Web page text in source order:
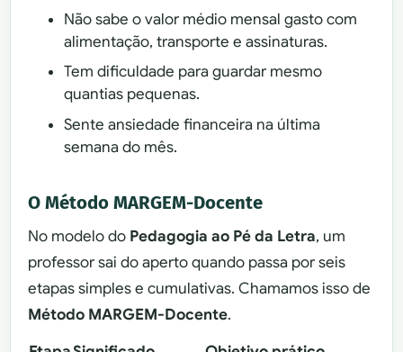
Não sabe o valor médio mensal gasto com
alimentação, transporte e assinaturas.
Tem dificuldade para guardar mesmo
quantias pequenas.
Sente ansiedade financeira na última
semana do mês.
O Método MARGEM-Docente
No modelo do Pedagogia ao Pé da Letra, um
professor sai do aperto quando passa por seis
etapas simples e cumulativas. Chamamos isso de
Método MARGEM-Docente.